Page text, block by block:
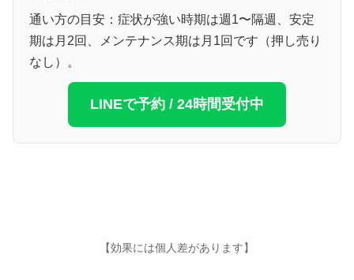
通い方の目安：症状が強い時期は週1〜隔週、安定
期は月2回、メンテナンス期は月1回です（押し売り
なし）。
LINEで予約 / 24時間受付中
【効果には個人差があります】